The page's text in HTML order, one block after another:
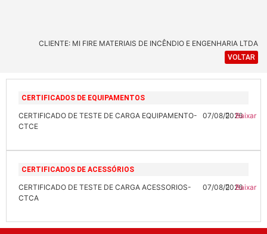
VOLTAR
CLIENTE: MI FIRE MATERIAIS DE INCÊNDIO E ENGENHARIA LTDA
CERTIFICADOS DE EQUIPAMENTOS
CERTIFICADO DE TESTE DE CARGA EQUIPAMENTO-
CTCE
07/08/2026Baixar
CERTIFICADOS DE ACESSÓRIOS
CERTIFICADO DE TESTE DE CARGA ACESSORIOS-
CTCA
07/08/2026Baixar